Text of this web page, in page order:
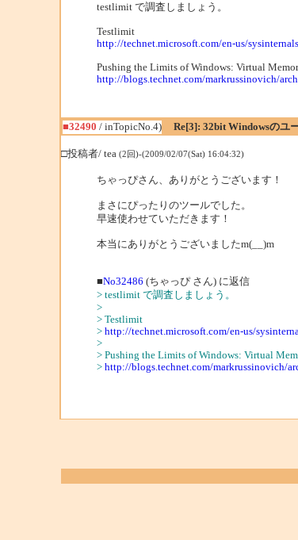
testlimit で調査しましょう。
Testlimit
http://technet.microsoft.com/en-us/
Pushing the Limits of Windows: Virtual
http://blogs.technet.com/markrussinovich/
■32490 / inTopicNo.4)
Re[3]: 32bit Windowsのユ
□投稿者/ tea (2回)-(2009/02/07(Sat) 16:04:32)
ちゃっぴさん、ありがとうございます！
まさにぴったりのツールでした。
早速使わせていただきます！
本当にありがとうございましたm(__)m
■No32486 (ちゃっぴ さん) に返信
> testlimit で調査しましょう。
>
> Testlimit
> http://technet.microsoft.com/en-us/
>
> Pushing the Limits of Windows: Virtual
> http://blogs.technet.com/markrussinovich/